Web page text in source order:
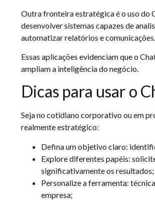
Outra fronteira estratégica é o uso do
desenvolver sistemas capazes de
automatizar relatórios e comunicações.
Essas aplicações evidenciam que o
ampliam a inteligência do negócio.
Dicas para usar o
Seja no cotidiano corporativo ou em
realmente estratégico:
Defina um objetivo claro:
Explore diferentes papéis:
significativamente os resultados;
Personalize a ferramenta:
empresa;